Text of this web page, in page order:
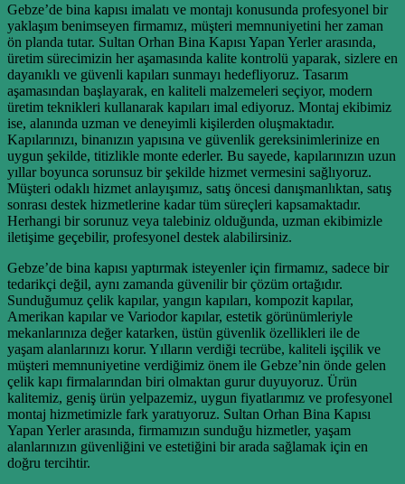
Gebze’de bina kapısı imalatı ve montajı konusunda profesyonel bir
yaklaşım benimseyen firmamız, müşteri memnuniyetini her zaman
ön planda tutar. Sultan Orhan Bina Kapısı Yapan Yerler arasında,
üretim sürecimizin her aşamasında kalite kontrolü yaparak, sizlere en
dayanıklı ve güvenli kapıları sunmayı hedefliyoruz. Tasarım
aşamasından başlayarak, en kaliteli malzemeleri seçiyor, modern
üretim teknikleri kullanarak kapıları imal ediyoruz. Montaj ekibimiz
ise, alanında uzman ve deneyimli kişilerden oluşmaktadır.
Kapılarınızı, binanızın yapısına ve güvenlik gereksinimlerinize en
uygun şekilde, titizlikle monte ederler. Bu sayede, kapılarınızın uzun
yıllar boyunca sorunsuz bir şekilde hizmet vermesini sağlıyoruz.
Müşteri odaklı hizmet anlayışımız, satış öncesi danışmanlıktan, satış
sonrası destek hizmetlerine kadar tüm süreçleri kapsamaktadır.
Herhangi bir sorunuz veya talebiniz olduğunda, uzman ekibimizle
iletişime geçebilir, profesyonel destek alabilirsiniz.
Gebze’de bina kapısı yaptırmak isteyenler için firmamız, sadece bir
tedarikçi değil, aynı zamanda güvenilir bir çözüm ortağıdır.
Sunduğumuz çelik kapılar, yangın kapıları, kompozit kapılar,
Amerikan kapılar ve Variodor kapılar, estetik görünümleriyle
mekanlarınıza değer katarken, üstün güvenlik özellikleri ile de
yaşam alanlarınızı korur. Yılların verdiği tecrübe, kaliteli işçilik ve
müşteri memnuniyetine verdiğimiz önem ile Gebze’nin önde gelen
çelik kapı firmalarından biri olmaktan gurur duyuyoruz. Ürün
kalitemiz, geniş ürün yelpazemiz, uygun fiyatlarımız ve profesyonel
montaj hizmetimizle fark yaratıyoruz. Sultan Orhan Bina Kapısı
Yapan Yerler arasında, firmamızın sunduğu hizmetler, yaşam
alanlarınızın güvenliğini ve estetiğini bir arada sağlamak için en
doğru tercihtir.